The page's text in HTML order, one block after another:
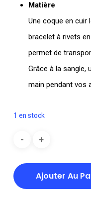
Matière
Une coque en cuir
bracelet à rivets
permet de
Grâce à la sangle,
main pendant vos
1 en stock
Ajouter Au